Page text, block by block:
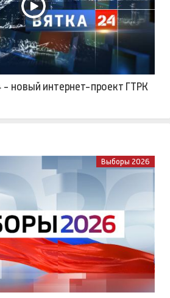
- новый интернет-проект ГТРК
Выборы 2026